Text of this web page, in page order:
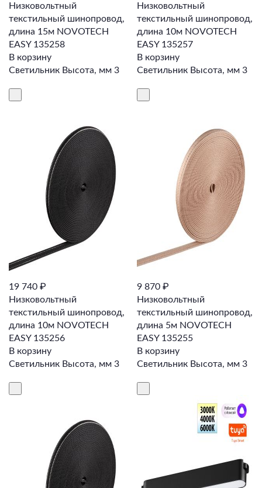
Низковольтный
текстильный шинопровод,
длина 15м NOVOTECH
EASY 135258
В корзину
Светильник Высота, мм 3
Низковольтный
текстильный шинопровод,
длина 10м NOVOTECH
EASY 135257
В корзину
Светильник Высота, мм 3
19 740 ₽
Низковольтный
текстильный шинопровод,
длина 10м NOVOTECH
EASY 135256
В корзину
Светильник Высота, мм 3
9 870 ₽
Низковольтный
текстильный шинопровод,
длина 5м NOVOTECH
EASY 135255
В корзину
Светильник Высота, мм 3